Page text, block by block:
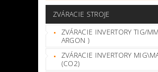
ZVÁRACIE STROJE
ZVÁRACIE INVERTORY TIG/
ARGON )
ZVÁRACIE INVERTORY
(CO2)